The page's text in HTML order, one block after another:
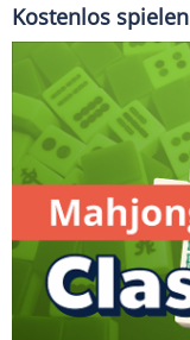
Kostenlos spielen